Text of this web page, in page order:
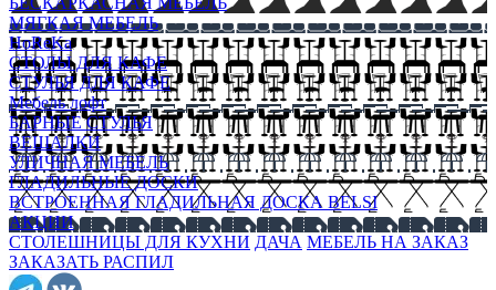
МЯГКАЯ МЕБЕЛЬ
HoReKa
СТОЛЫ ДЛЯ КАФЕ
СТУЛЬЯ ДЛЯ КАФЕ
Мебель лофт
БАРНЫЕ СТУЛЬЯ
ВЕШАЛКИ
УЛИЧНАЯ МЕБЕЛЬ
ГЛАДИЛЬНЫЕ ДОСКИ
ВСТРОЕННАЯ ГЛАДИЛЬНАЯ ДОСКА BELSI
АКЦИИ
СТОЛЕШНИЦЫ ДЛЯ КУХНИ ДАЧА МЕБЕЛЬ НА ЗАКАЗ
ЗАКАЗАТЬ РАСПИЛ